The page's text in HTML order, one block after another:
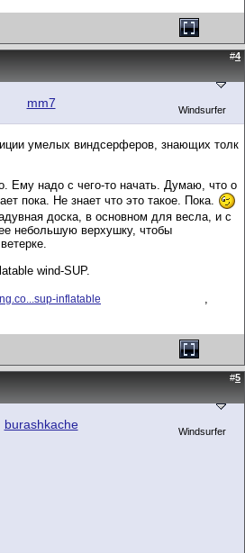
#4
mm7 Windsurfer
умелых виндсерферов, знающих толк
Ему надо с чего-то начать. Думаю, что о
пока. Не знает что это такое. Пока.
доска, в основном для весла, и с
небольшую верхушку, чтобы
wind-SUP.
inflatable
,
#5
burashkache Windsurfer